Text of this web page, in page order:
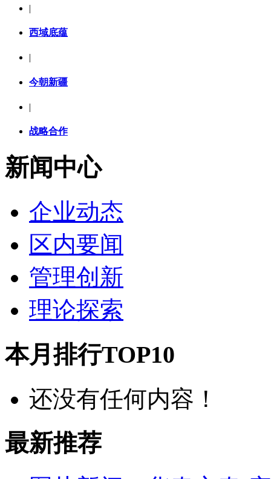
|
西域底蕴
|
今朝新疆
|
战略合作
新闻中心
企业动态
区内要闻
管理创新
理论探索
本月排行TOP10
还没有任何内容！
最新推荐